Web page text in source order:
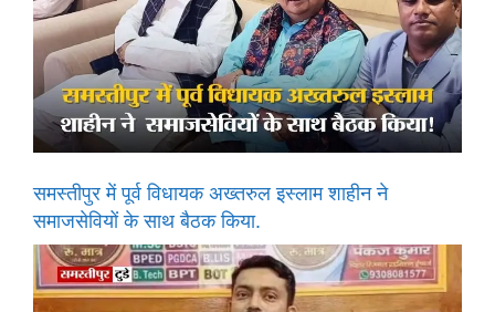
समस्तीपुर में पूर्व विधायक अख्तरुल इस्लाम शाहीन ने
समाजसेवियों के साथ बैठक किया.